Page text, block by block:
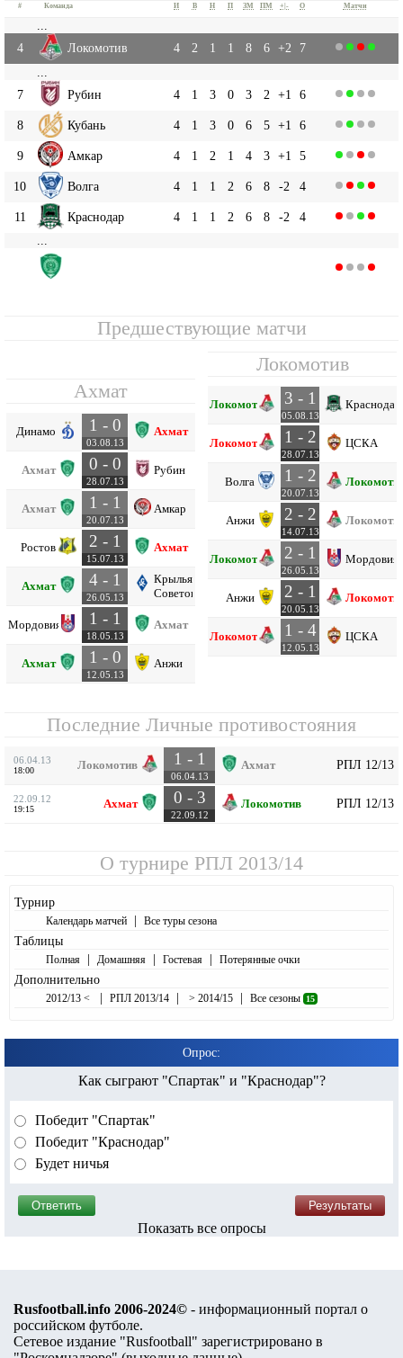
# Команда И В Н П ЗМ ПМ +|- О Матчи
4
Локомотив 4 2 1 1 8 6 +2
7
7
Рубин 4 1 3 0 3 2 +1 6
8 Кубань 4 1 3 0 6 5 +1 6
9 Амкар 4 1 2 1 4 3 +1 5
10 Волга 4 1 1 2 6 8 -2 4
11 Краснодар 4 1 1 2 6 8 -2
4
Предшествующие матчи
Ахмат
Динамо 1 - 0
03.08.13
Ахмат
Ахмат 0 - 0
28.07.13
Рубин
Ахмат 1 - 1
20.07.13
Амкар
Ростов 2 - 1
15.07.13
Ахмат
Ахмат 4 - 1
26.05.13
Крылья
Советов
Мордовия 1 - 1
18.05.13
Ахмат
Ахмат 1 - 0
12.05.13
Анжи
Локомотив
Локомотив 3 - 1
05.08.13
Краснодар
Локомотив 1 - 2
28.07.13
ЦСКА
Волга 1 - 2
20.07.13
Анжи 2 - 2
14.07.13
Локомотив 2 - 1
26.05.13
Мордовия
Анжи 2 - 1
20.05.13
Локомотив 1 - 4
12.05.13
ЦСКА
Последние Личные противостояния
06.04.13
18:00 Локомотив 1 - 1
06.04.13
Ахмат РПЛ 12/13
22.09.12
19:15 Ахмат 0 - 3
22.09.12
Локомотив РПЛ 12/13
О турнире РПЛ 2013/14
Турнир
Календарь матчей | Все туры сезона
Таблицы
Полная | Домашняя | Гостевая | Потерянные очки
Дополнительно
2012/13 < | РПЛ 2013/14 | > 2014/15 | Все сезоны 15
Опрос:
Как сыграют "Спартак" и "Краснодар"?
Победит "Спартак"
Победит "Краснодар"
Будет ничья
Показать все опросы
Rusfootball.info 2006-2024© - информационный портал о
российском футболе.
Сетевое издание "Rusfootball" зарегистрировано в